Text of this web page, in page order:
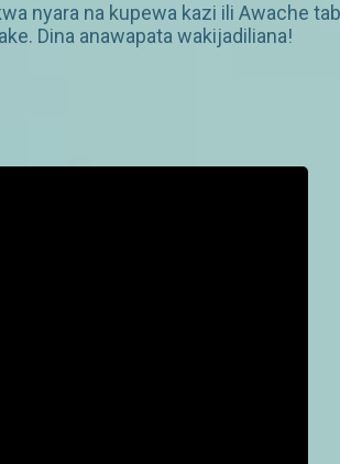
nyara na kupewa kazi ili Awache
Dina anawapata wakijadiliana!